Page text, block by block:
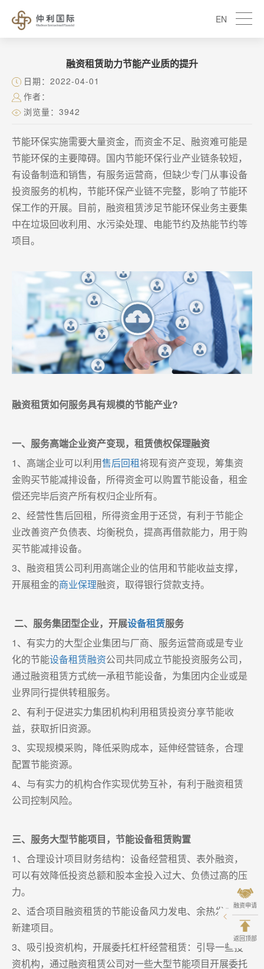
EN
融资租赁助力节能产业质的提升
日期：2022-04-01
作者：
浏览量：3942
节能环保实施需要大量资金，而资金不足、融资难可能是
节能环保的主要障碍。国内节能环保行业产业链条较短，
有设备制造和销售，有服务运营商，但缺少专门从事设备
投资服务的机构，节能环保产业链不完整，影响了节能环
保工作的开展。目前，融资租赁涉足节能环保业务主要集
中在垃圾回收利用、水污染处理、电能节约及热能节约等
项目。
融资租赁如何服务具有规模的节能产业?
一、服务高端企业资产变现，租赁债权保理融资
1、高端企业可以利用售后回租将现有资产变现，筹集资
金购买节能减排设备，所得资金可以购置节能设备，租金
偿还完毕后资产所有权归企业所有。
2、经营性售后回租，所得资金用于还贷，有利于节能企
业改善资产负债表、均衡税负，提高再借款能力，用于购
买节能减排设备。
3、融资租赁公司利用高端企业的信用和节能收益支撑，
开展租金的商业保理融资，取得银行贷款支持。
二、服务集团型企业，开展设备租赁服务
1、有实力的大型企业集团与厂商、服务运营商或是专业
化的节能设备租赁融资公司共同成立节能投资服务公司，
通过融资租赁方式统一承租节能设备，为集团内企业或是
业界同行提供转租服务。
2、有利于促进实力集团机构利用租赁投资分享节能收
益，获取折旧资源。
3、实现规模采购，降低采购成本，延伸经营链条，合理
配置节能资源。
4、与有实力的机构合作实现优势互补，有利于融资租赁
公司控制风险。
三、服务大型节能项目，节能设备租赁购置
1、合理设计项目财务结构：设备经营租赁、表外融资，
可以有效降低投资总额和股本金投入过大、负债过高的压
力。
2、适合项目融资租赁的节能设备风力发电、余热发电等
新建项目。
3、吸引投资机构，开展委托杠杆经营租赁：引导一些投
资机构，通过融资租赁公司对一些大型节能项目开展委托
融资申请
返回顶部